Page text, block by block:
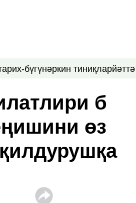
бүгүнәркин тиниқлар
б
өз